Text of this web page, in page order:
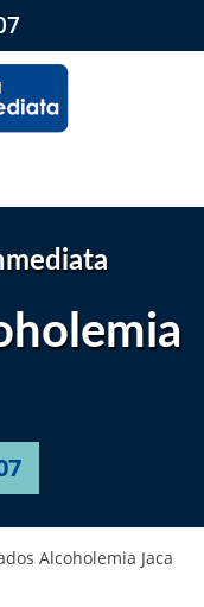
Alcoholemia Jaca